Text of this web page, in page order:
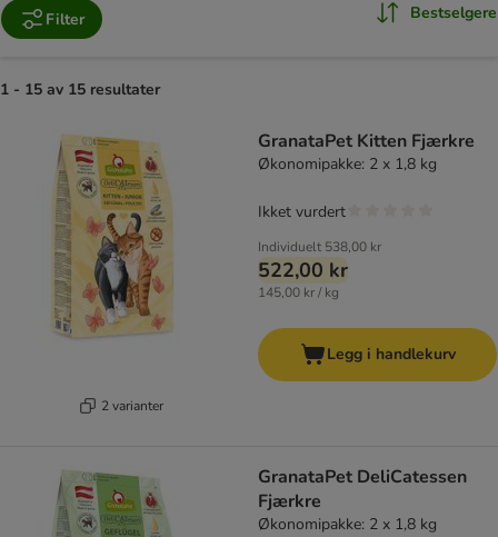
Filter Bestselgere
1 - 15 av 15 resultater
2 varianter
GranataPet Kitten Fjærkre
Økonomipakke: 2 x 1,8 kg
Individuelt 538,00 kr
522,00 kr
145,00 kr / kg
Ikket vurdert
Legg i handlekurv
GranataPet DeliCatessen
Fjærkre
Økonomipakke: 2 x 1,8 kg